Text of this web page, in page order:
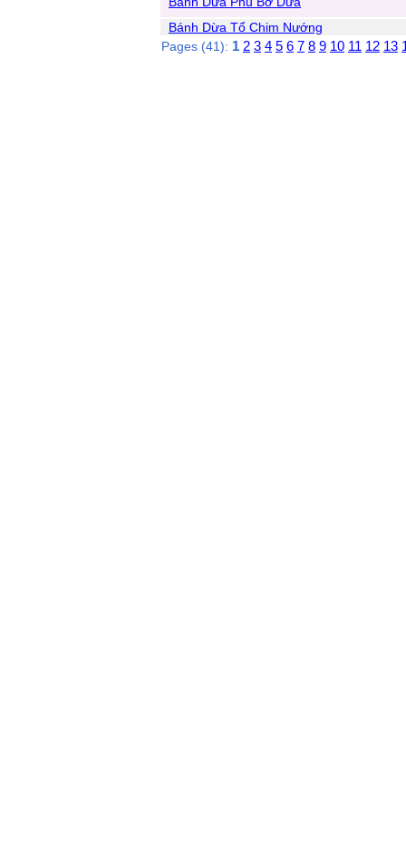
Bánh Dừa Tổ Chim Nướng
Pages (41): 1 2 3 4 5 6 7 8 9 10 11 12 13